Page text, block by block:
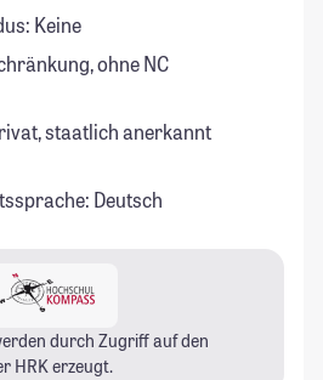
Keine
ohne NC
staatlich anerkannt
Deutsch
durch Zugriff auf den
HRK erzeugt.